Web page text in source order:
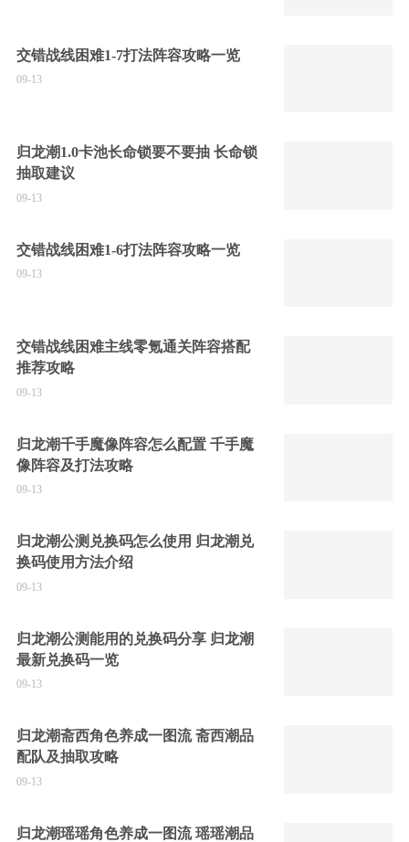
交错战线困难1-7打法阵容攻略一览
09-13
归龙潮1.0卡池长命锁要不要抽 长命锁
抽取建议
09-13
交错战线困难1-6打法阵容攻略一览
09-13
交错战线困难主线零氪通关阵容搭配
推荐攻略
09-13
归龙潮千手魔像阵容怎么配置 千手魔
像阵容及打法攻略
09-13
归龙潮公测兑换码怎么使用 归龙潮兑
换码使用方法介绍
09-13
归龙潮公测能用的兑换码分享 归龙潮
最新兑换码一览
09-13
归龙潮斋西角色养成一图流 斋西潮品
配队及抽取攻略
09-13
归龙潮瑶瑶角色养成一图流 瑶瑶潮品